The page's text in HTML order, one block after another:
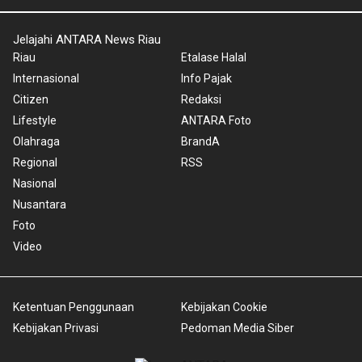
Jelajahi ANTARA News Riau
Riau
Internasional
Citizen
Lifestyle
Olahraga
Regional
Nasional
Nusantara
Foto
Video
Etalase Halal
Info Pajak
Redaksi
ANTARA Foto
BrandA
RSS
Ketentuan Penggunaan
Kebijakan Privasi
Kebijakan Cookie
Pedoman Media Siber